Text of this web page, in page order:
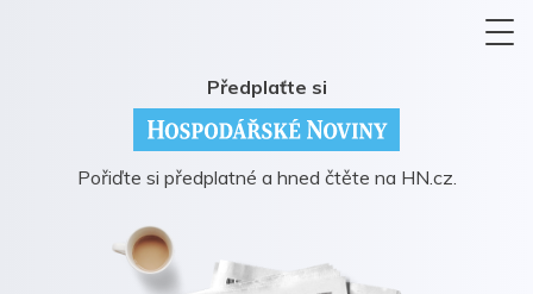
Předplaťte si
Pořiďte si předplatné a hned čtěte na HN.cz.